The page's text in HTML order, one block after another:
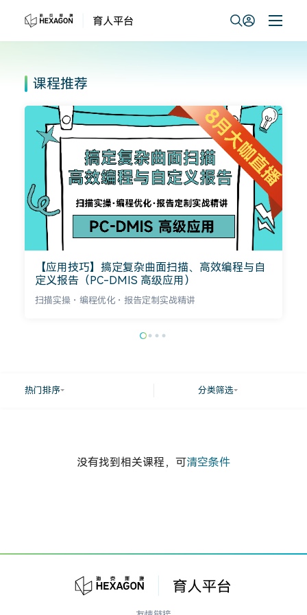
课程推荐
【应用技巧】搞定复杂曲面扫描、高效编程与自
定义报告（PC-DMIS 高级应用）
扫描实操・编程优化・报告定制实战精讲
热门排序 分类筛选
没有找到相关课程，可清空条件